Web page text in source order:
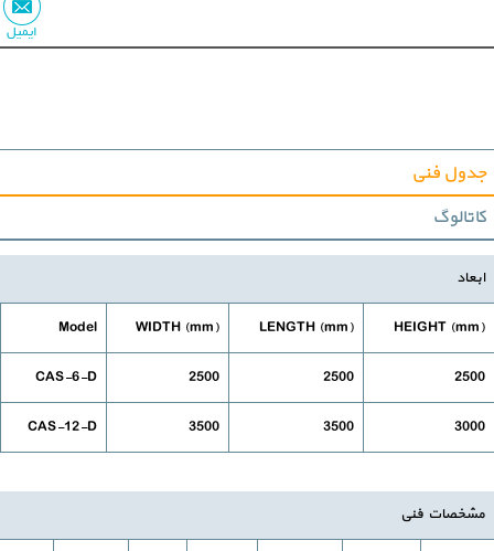
ایمیل
جدول فنی
کاتالوگ
ابعاد
(HEIGHT (mm
(LENGTH (mm
(WIDTH (mm
Model
2500
2500
2500
CAS-6-D
3000
3500
3500
CAS-12-D
مشخصات فنی